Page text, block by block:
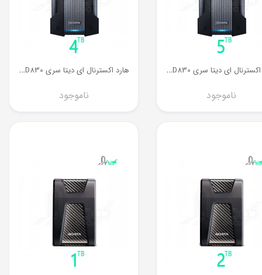
ه
ارد اکسترنال ای دیتا سری HD830 ظرفیت 5 ترابایت
ناموجود
ه
ارد اکسترنال ای دیتا سری HD830 ظرفیت 4 ترابایت
ناموجود